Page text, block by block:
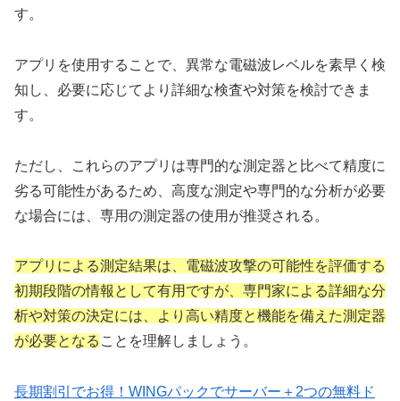
す。
アプリを使用することで、異常な電磁波レベルを素早く検
知し、必要に応じてより詳細な検査や対策を検討できま
す。
ただし、これらのアプリは専門的な測定器と比べて精度に
劣る可能性があるため、高度な測定や専門的な分析が必要
な場合には、専用の測定器の使用が推奨される。
アプリによる測定結果は、電磁波攻撃の可能性を評価する
初期段階の情報として有用ですが、専門家による詳細な分
析や対策の決定には、より高い精度と機能を備えた測定器
が必要となる ことを理解しましょう。
長期割引でお得！WINGパックでサーバー＋2つの無料ド